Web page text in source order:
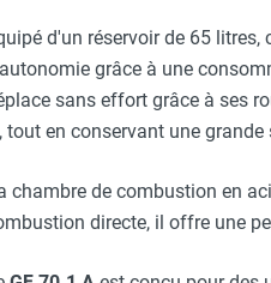
fixe avec brûleur
suspendu
au fioul
au gaz
granulés / bois /
Livraison TOP13
Jauge de réservoir - SPLUS
Veste de chantier PE10J -
Veste de chantier PE10J -
d'un réservoir de 65 litres,
grâce à une
sans effort grâce à ses
tout en conservant une
chambre de combustion en
directe, il offre une